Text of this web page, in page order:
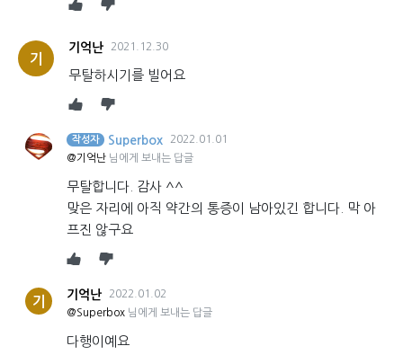
기
기억난 2021.12.30
무탈하시기를 빌어요
작성자 Superbox
2022.01.01
@기억난 님에게 보내는 답글
무탈합니다. 감사 ^^
맞은 자리에 아직 약간의 통증이 남아있긴 합니다. 막 아
프진 않구요
기 기억난
2022.01.02
@Superbox 님에게 보내는 답글
다행이예요